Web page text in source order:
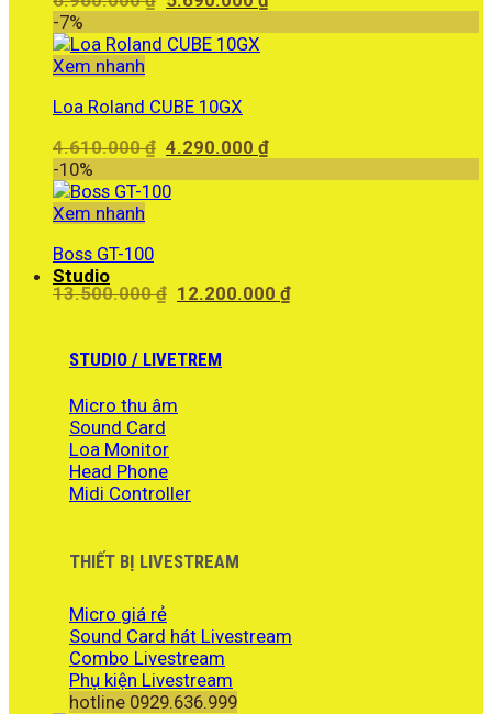
là:
-7%
Xem nhanh
Loa Roland CUBE 10GX
4.610.000₫ Giá
là:
4.290.000₫Giá
-10%
Xem nhanh
Boss GT-100
13.500.000₫ Giá
13.500.000 ₫.
12.200.000₫Giá
Studio
STUDIO / LIVETREM
Micro thu âm
Sound Card
Loa Monitor
Head Phone
Midi Controller
THIẾT BỊ LIVESTREAM
Micro giá rẻ
Sound Card hát Livestream
Combo Livestream
Phụ kiện Livestream
hotline 0929.636.999